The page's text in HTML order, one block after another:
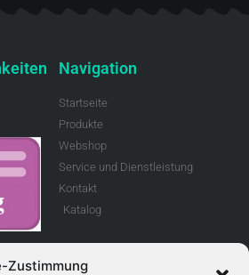
Zustimmung
Navigation
Startseite
Produkte
Webshop
Service und Dienstleistung
Kontakt
Katalog